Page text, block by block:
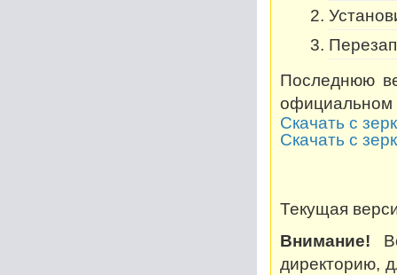
Последнюю
официальном
Скачать с
Скачать с
Текущая
Внимание!
директорию,